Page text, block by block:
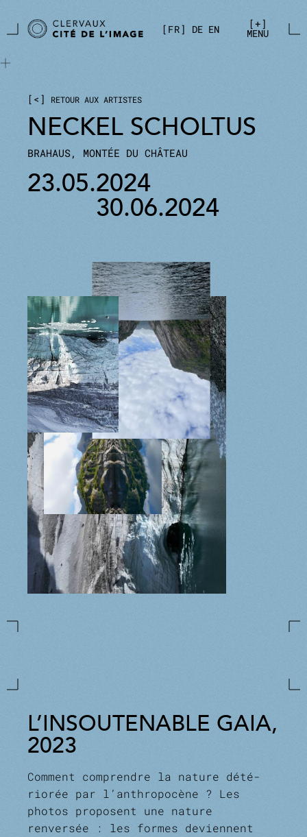
FR
DE EN +
MENU
< RETOUR AUX ARTISTES
NECKEL SCHOLTUS
BRAHAUS, MONTÉE DU CHÂTEAU
23.05.2024
30.06.2024
L’INSOUTENABLE GAIA,
2023
Comment comprendre la nature dété­
riorée par l’anthropocène ? Les
photos proposent une nature
renversée : les formes deviennent